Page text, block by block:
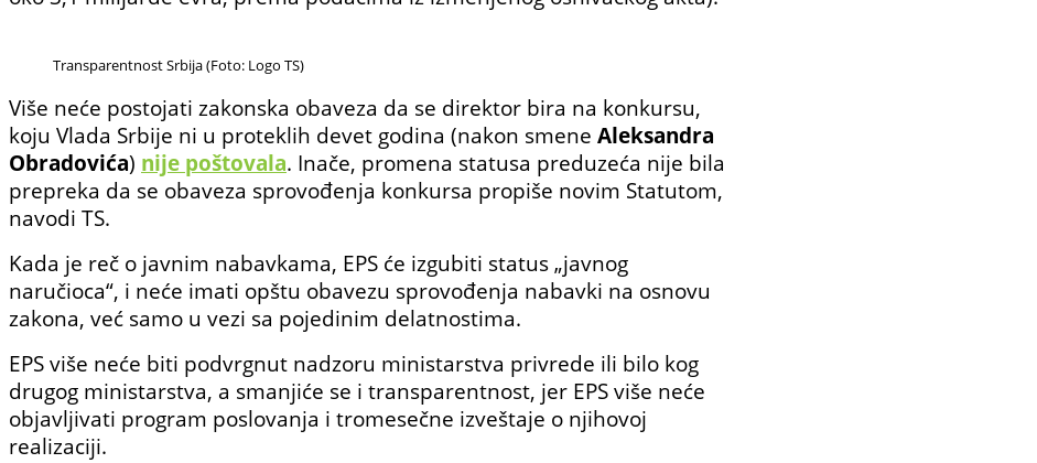
Transparentnost Srbija (Foto: Logo TS)
Više neće postojati zakonska obaveza da se direktor bira na konkursu,
koju Vlada Srbije ni u proteklih devet godina (nakon smene Aleksandra
Obradovića) nije poštovala. Inače, promena statusa preduzeća nije bila
prepreka da se obaveza sprovođenja konkursa propiše novim Statutom,
navodi TS.
Kada je reč o javnim nabavkama, EPS će izgubiti status „javnog
naručioca“, i neće imati opštu obavezu sprovođenja nabavki na osnovu
zakona, već samo u vezi sa pojedinim delatnostima.
EPS više neće biti podvrgnut nadzoru ministarstva privrede ili bilo kog
drugog ministarstva, a smanjiće se i transparentnost, jer EPS više neće
objavljivati program poslovanja i tromesečne izveštaje o njihovoj
realizaciji.